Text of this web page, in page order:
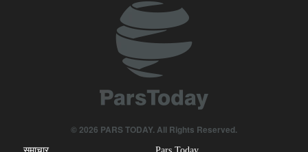
अमेरिका क्षेत्र में अशांति की मुख्य जड़ हैः इराक़ी सांसद
दुनिया के घटनाक्रमों को बयान करने में मीडिया कार्यकर्ताओं की ज़िम्मेदारी पर ज़ोर
मलेशिया और इंडोनेशिया ने क़ुद्स में इस्लामी और ईसाई पवित्र स्थलों की स्थिति को
© 2026 PARS TODAY. All Rights Reserved.